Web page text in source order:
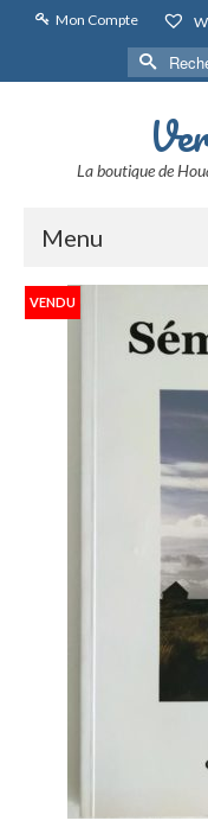
Mon Compte
La boutique de
Menu
VENDU